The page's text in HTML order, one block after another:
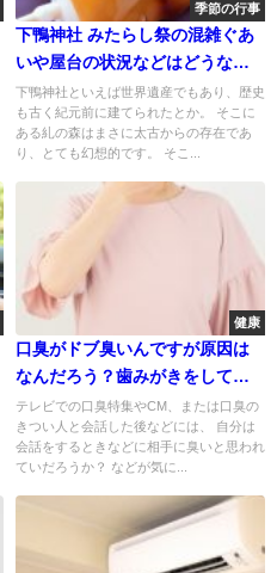
季節の行事
下鴨神社 みたらし祭の混雑ぐあ
いや屋台の状況などはどうなっ
ているの？
下鴨神社といえば世界遺産でもあり、歴史
も古く紀元前に建てられたとか。 そこに
ある糺の森はまさに太古からの存在であ
り、とても幻想的です。 そこ...
健康
口臭がドブ臭いんですが原因は
なんだろう？歯みがきをしてる
のに
テレビでの口臭特集やCM、または口臭の
きつい人と会話した後などには、 自分は
会話をするときなどに相手に臭いと思われ
ていだろうか？ などが気に...